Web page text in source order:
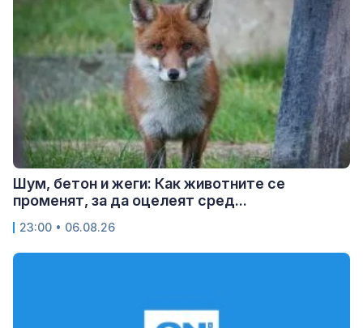
Шум, бетон и жеги: Как животните се
променят, за да оцелеят сред...
23:00 • 06.08.26